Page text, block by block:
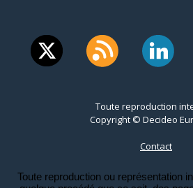
Toute reproduction
Copyright © Decideo
Contact
Toute reproduction ou représentation